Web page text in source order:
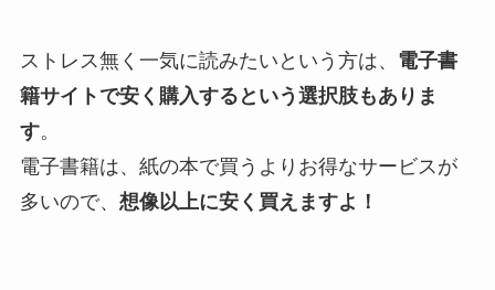
ストレス無く一気に読みたいという方は、 電子書
籍サイトで安く購入するという選択肢もありま
す。
電子書籍は、紙の本で買うよりお得なサービスが
多いので、 想像以上に安く買えますよ！